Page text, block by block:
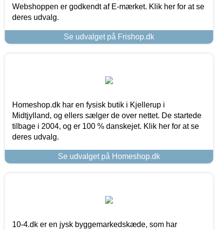
Webshoppen er godkendt af E-mærket. Klik her for at se
deres udvalg.
Se udvalget på Frishop.dk
Homeshop.dk har en fysisk butik i Kjellerup i
Midtjylland, og ellers sælger de over nettet. De startede
tilbage i 2004, og er 100 % danskejet. Klik her for at se
deres udvalg.
Se udvalget på Homeshop.dk
10-4.dk er en jysk byggemarkedskæde, som har